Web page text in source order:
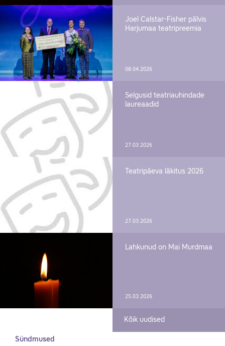
Joel Calstar-Fisher pälvis
Harjumaa teatripreemia
08.04.2026
Selgusid teatriauhindade
laureaadid
27.03.2026
Teatripäeva läkitus 2026
27.03.2026
Lahkunud on Mai Murdmaa
25.03.2026
Kõik uudised
Sündmused